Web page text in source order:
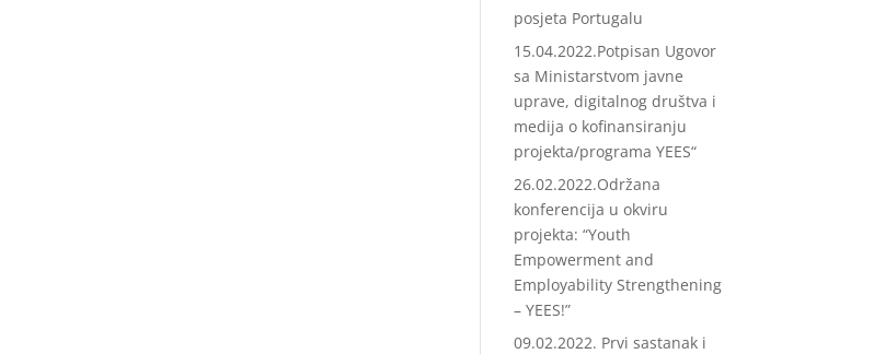
posjeta Portugalu
15.04.2022.Potpisan Ugovor
sa Ministarstvom javne
uprave, digitalnog društva i
medija o kofinansiranju
projekta/programa YEES“
26.02.2022.Održana
konferencija u okviru
projekta: “Youth
Empowerment and
Employability Strengthening
– YEES!”
09.02.2022. Prvi sastanak i